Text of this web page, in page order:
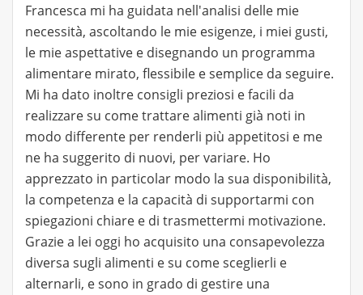
Francesca mi ha guidata nell'analisi delle mie
necessità, ascoltando le mie esigenze, i miei gusti,
le mie aspettative e disegnando un programma
alimentare mirato, flessibile e semplice da seguire.
Mi ha dato inoltre consigli preziosi e facili da
realizzare su come trattare alimenti già noti in
modo differente per renderli più appetitosi e me
ne ha suggerito di nuovi, per variare. Ho
apprezzato in particolar modo la sua disponibilità,
la competenza e la capacità di supportarmi con
spiegazioni chiare e di trasmettermi motivazione.
Grazie a lei oggi ho acquisito una consapevolezza
diversa sugli alimenti e su come sceglierli e
alternarli, e sono in grado di gestire una